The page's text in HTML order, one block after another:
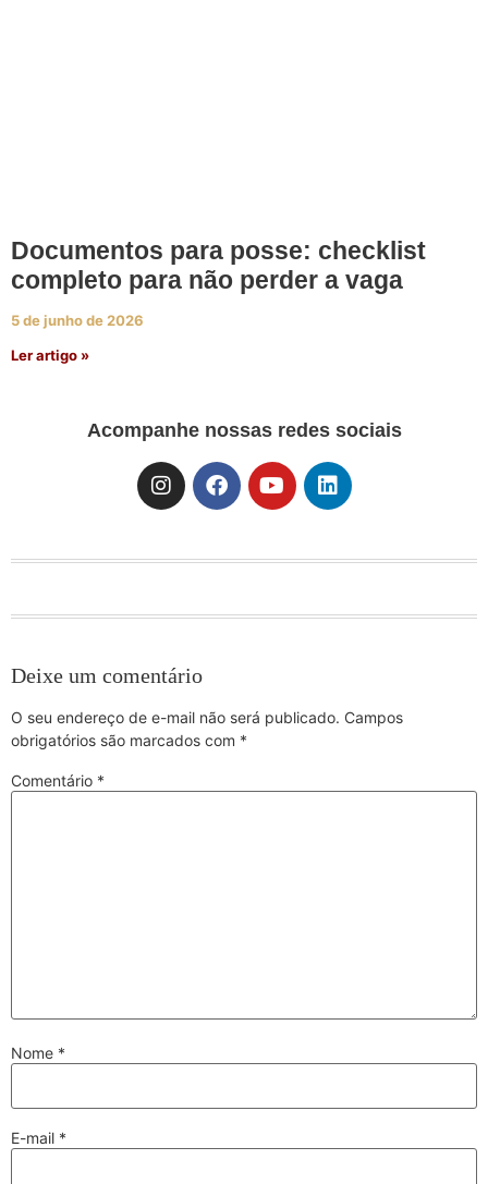
Documentos para posse: checklist
completo para não perder a vaga
5 de junho de 2026
Ler artigo »
Acompanhe nossas redes sociais
Deixe um comentário
O seu endereço de e-mail não será publicado. Campos
obrigatórios são marcados com *
Comentário *
Nome *
E-mail *